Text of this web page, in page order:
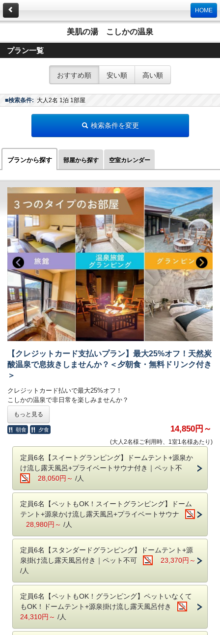
HOME
美肌の湯 こしかの温泉
プラン一覧
おすすめ順 安い順 高い順
■検索条件: 大人2名 1泊 1部屋
検索条件を変更
プランから探す 部屋から探す 空室カレンダー
【クレジットカード支払いプラン】最大25%オフ！天然炭
酸温泉で息抜きしませんか？＜夕朝食・無料ドリンク付き
＞
クレジットカード払いで最大25%オフ！
こしかの温泉で非日常を楽しみませんか？
割引内容：表示されている金額が割引後の料金です
グランピング・温泉旅館グランピング：15%オフ
旅館：25%オフ
ご利用条件：
ご予約時にクレジットカード払いでご予約ください
＜チェックイン：17時～20時/ チェックアウト：10時（旅館は11時）＞
アーリーチェックイン・レイトチェックアウト
ご希望の方は備考欄にその旨を記載ください。
⭐️旅館 ※グランピングではありません
アーリーチェックイン 17時→15時 1室3,300円
レイトチェックアウト なし（通常11時チェックアウト）
アーリーチェックイン 17時→16時 1棟3,300円
レイトチェックアウト 10時→11時 1棟3,300円（1日3組限定）
スイートグランピング、スタンダードグランピング
アーリーチェックイン
もっと見る
朝食 夕食 14,850円～
(大人2名様ご利用時、1室1名様あたり)
定員6名【スイートグランピング】ドームテント+源泉か
け流し露天風呂+プライベートサウナ付き｜ペット不
28,050円～ /人
定員6名【ペットもOK！スイートグランピング】ドーム
テント+源泉かけ流し露天風呂+プライベートサウナ
28,980円～ /人
定員6名【スタンダードグランピング】ドームテント+源
泉掛け流し露天風呂付き｜ペット不可
23,370円～
/人
定員6名【ペットもOK！グランピング】ペットいなくて
もOK！ドームテント+源泉掛け流し露天風呂付き
24,310円～ /人